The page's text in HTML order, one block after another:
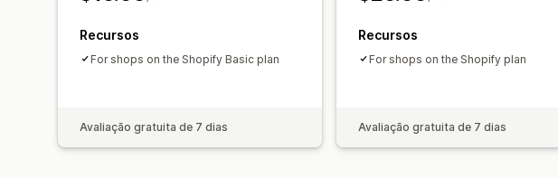
Recursos
For shops on the Shopify Basic plan
Avaliação gratuita de 7 dias
Recursos
For shops on the Shopify plan
Avaliação gratuita de 7 dias